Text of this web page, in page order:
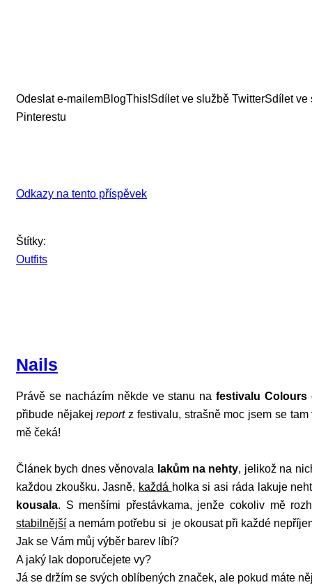
Odeslat e-mailemBlogThis!Sdílet ve službě TwitterSdílet ve
Pinterestu
Odkazy na tento příspěvek
Štítky:
Outfits
Nails
Právě se nacházím někde ve stanu na festivalu Colours
přibude nějakejreportz festivalu, strašně moc jsem se tam
mě čeká!
Článek bych dnes věnovala lakům na nehty, jelikož na
každou zkoušku. Jasně, každá holka si asi ráda lakuje
kousala. S menšími přestávkama, jenže cokoliv mě
stabilnější a nemám potřebu si je okousat při každé
Jak se Vám můj výběr barev líbí?
A jaký lak doporučejete vy?
Já se držím se svých oblíbených značek, ale pokud máte